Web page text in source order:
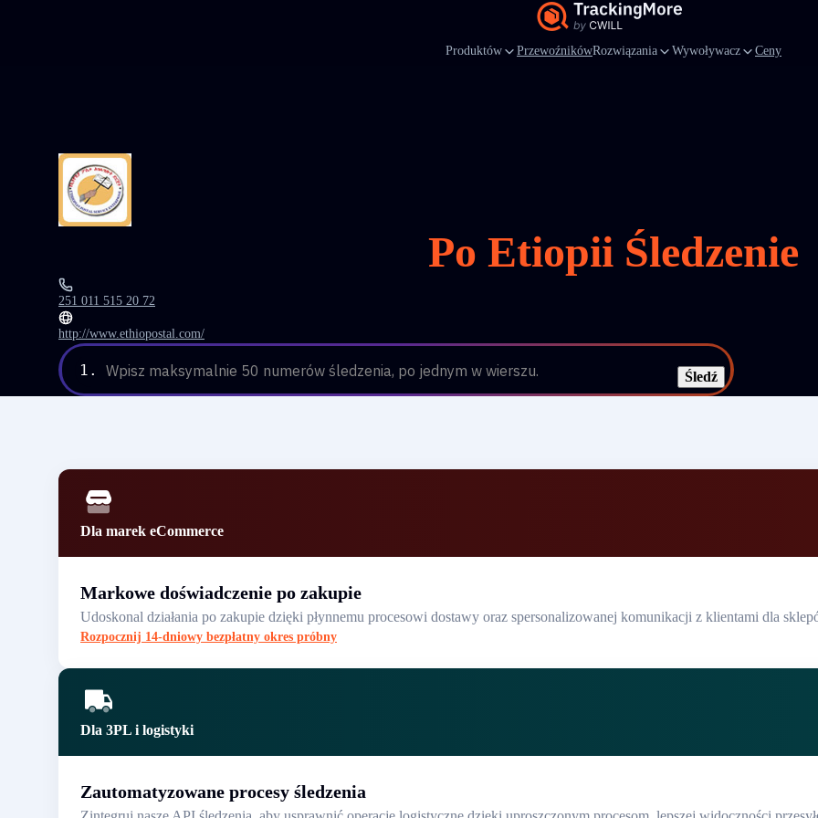
Produktów PrzewoźnikówRozwiązania Wywoływacz Ceny
Po Etiopii Śledzenie
251 011 515 20 72
http://www.ethiopostal.com/
1. Wpisz maksymalnie 50 numerów śledzenia, po jednym w wierszu. Śledź
Dla marek eCommerce
Markowe doświadczenie po zakupie
Udoskonal działania po zakupie dzięki płynnemu procesowi dostawy oraz spersonalizowanej komunikacji z klientami dla
Rozpocznij 14-dniowy bezpłatny okres próbny
Dla 3PL i logistyki
Zautomatyzowane procesy śledzenia